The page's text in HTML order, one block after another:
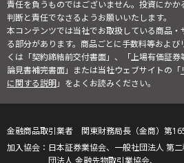
責任を負うものではございません。投資にか
判断と責任でなさるようお願いいたします。
本コンテンツでは当社でお取扱している商品
る部分があります。商品ごとに手数料等およ
くは「契約締結前交付書面」、「上場有価証
論見書補完書面」または当社ウェブサイトの「
に関する説明」をよくお読みください。
金融商品取引業者 関東財務局長（金商）第
日本証券業協会、一般社団法人 第